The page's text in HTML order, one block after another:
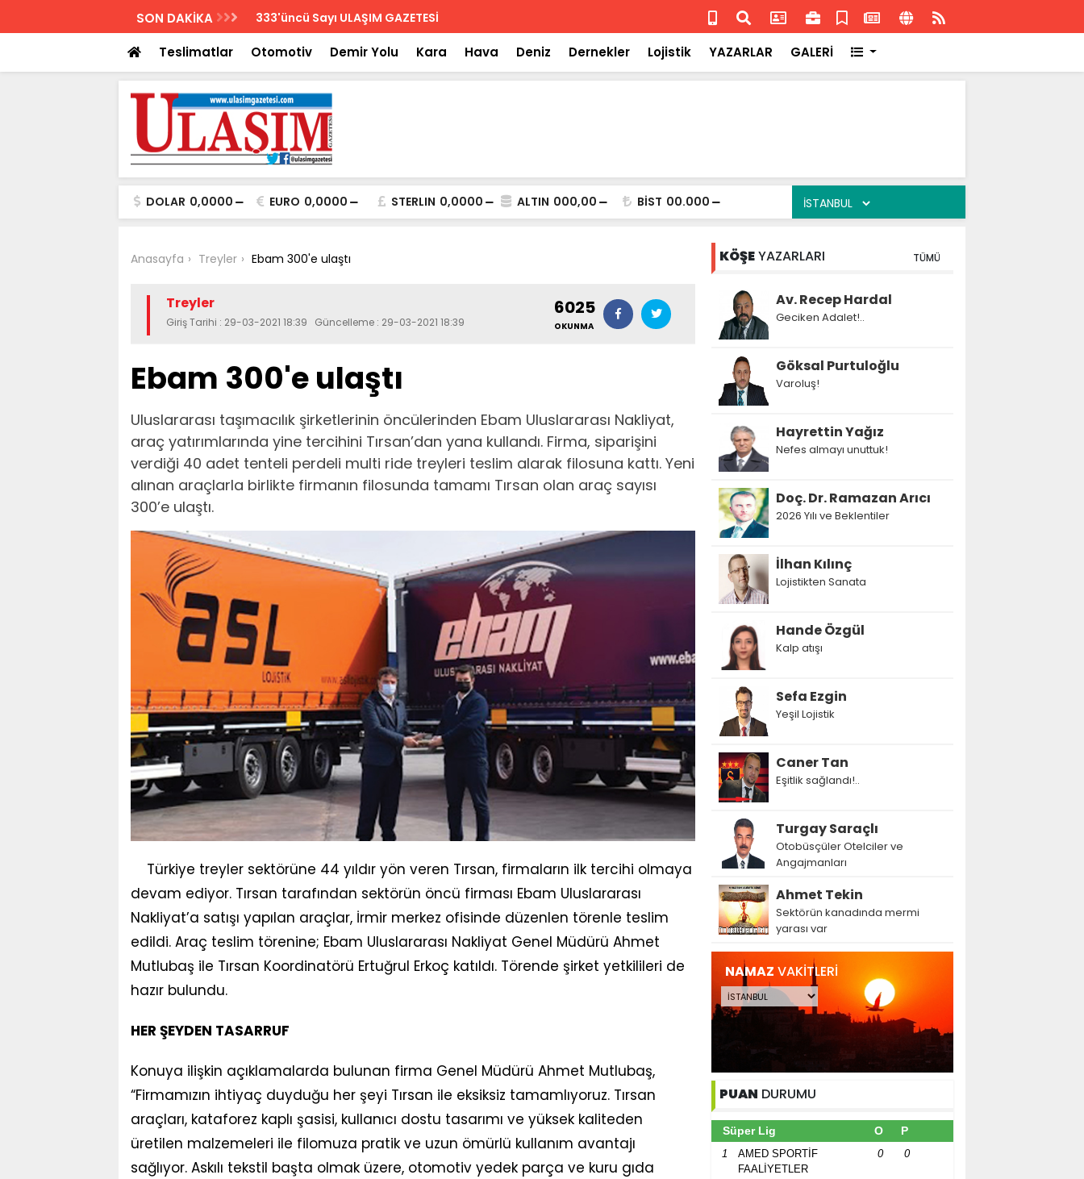
SON DAKİKA Biletler 12 saatte iade Isuzu'nun Fransa'daki başarısı
Teslimatlar Otomotiv Demir Yolu Kara Hava Deniz Dernekler Lojistik YAZARLAR GALERİ
DOLAR 0,0000 EURO 0,0000 STERLIN 0,0000 ALTIN 000,00 BİST 00.000
Anasayfa Treyler Ebam 300'e ulaştı
Treyler
Giriş Tarihi : 29-03-2021 18:39 Güncelleme : 29-03-2021 18:39
6025
OKUNMA
Ebam 300'e ulaştı
Uluslararası taşımacılık şirketlerinin öncülerinden Ebam Uluslararası Nakliyat,
araç yatırımlarında yine tercihini Tırsan’dan yana kullandı. Firma, siparişini
verdiği 40 adet tenteli perdeli multi ride treyleri teslim alarak filosuna kattı. Yeni
alınan araçlarla birlikte firmanın filosunda tamamı Tırsan olan araç sayısı
300’e ulaştı.
Türkiye treyler sektörüne 44 yıldır yön veren Tırsan, firmaların ilk tercihi olmaya
devam ediyor. Tırsan tarafından sektörün öncü firması Ebam Uluslararası
Nakliyat’a satışı yapılan araçlar, İrmir merkez ofisinde düzenlen törenle teslim
edildi. Araç teslim törenine; Ebam Uluslararası Nakliyat Genel Müdürü Ahmet
Mutlubaş ile Tırsan Koordinatörü Ertuğrul Erkoç katıldı. Törende şirket yetkilileri de
hazır bulundu.
HER ŞEYDEN TASARRUF
Konuya ilişkin açıklamalarda bulunan firma Genel Müdürü Ahmet Mutlubaş,
“Firmamızın ihtiyaç duyduğu her şeyi Tırsan ile eksiksiz tamamlıyoruz. Tırsan
araçları, kataforez kaplı şasisi, kullanıcı dostu tasarımı ve yüksek kaliteden
üretilen malzemeleri ile filomuza pratik ve uzun ömürlü kullanım avantajı
sağlıyor. Askılı tekstil başta olmak üzere, otomotiv yedek parça ve kuru gıda
KÖŞEYAZARLARI TÜMÜ
Av. Recep Hardal
Geciken Adalet!..
Göksal Purtuloğlu
Varoluş!
Hayrettin Yağız
Nefes almayı unuttuk!
Doç. Dr. Ramazan Arıcı
2026 Yılı ve Beklentiler
İlhan Kılınç
Lojistikten Sanata
Hande Özgül
Kalp atışı
Sefa Ezgin
Yeşil Lojistik
Caner Tan
Eşitlik sağlandı!..
Turgay Saraçlı
Otobüsçüler Otelciler ve
Angajmanları
Ahmet Tekin
Sektörün kanadında mermi
yarası var
NAMAZ VAKİTLERİ
PUAN DURUMU
Süper Lig O P
1
AMED SPORTİF
FAALİYETLER
0 0